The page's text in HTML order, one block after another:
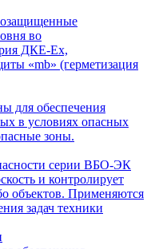
во
ДКЕ-Ех,
«mb» (герметизация
для обеспечения
в условиях опасных
зоны.
серии ВБО-ЭК
и контролирует
объектов. Применяются
задач техники